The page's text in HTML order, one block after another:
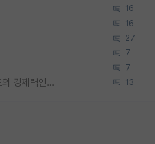
16
16
27
7
7
박사진학하기에 2억은 괜찮은 (?) 정도의 경제력인가요 13